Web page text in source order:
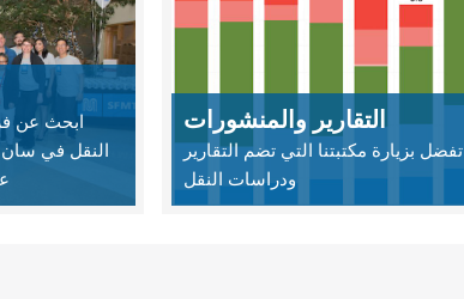
التقارير والمنشورات
تفضل بزيارة مكتبتنا التي تضم التقارير
ودراسات النقل
ابحث عن